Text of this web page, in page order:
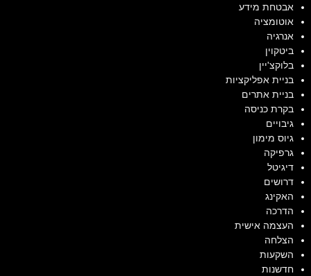
אבטחת מידע
אוטומציה
אנרגיה
ביטקוין
בלוקצ'יין
בניית אפליקציות
בניית אתרים
בקרת כניסה
גיבויים
גיוס מימון
גרפיקה
דיגיטל
דרושים
האקינג
הדרכה
העצמה אישית
הצלחה
השקעות
חדשנות